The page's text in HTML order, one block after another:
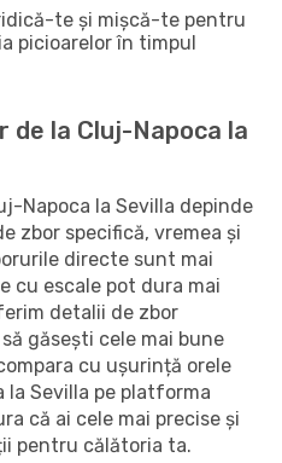
te și mișcă-te pentru
picioarelor în timpul
de la Cluj-Napoca la
Napoca la Sevilla depinde
zbor specifică, vremea și
directe sunt mai
cu escale pot dura mai
detalii de zbor
găsești cele mai bune
cu ușurință orele
la Sevilla pe platforma
că ai cele mai precise și
pentru călătoria ta.